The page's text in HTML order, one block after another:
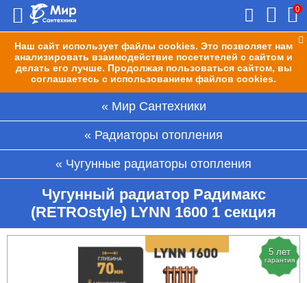
Наш сайт использует файлы cookies. Это позволяет нам
анализировать взаимодействие посетителей с сайтом и
делать его лучше. Продолжая пользоваться сайтом, вы
соглашаетесь с использованием файлов cookies.
0
Мир Сантехники
Радиаторы отопления
Чугунные радиаторы отопления
Чугунный радиатор Радимакс
(RETROstyle) LYNN 1600 1 секция
5 лет
гарантия